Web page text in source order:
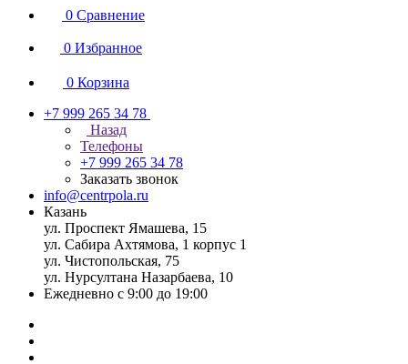
0 Сравнение
0 Избранное
0 Корзина
+7 999 265 34 78
Назад
Телефоны
+7 999 265 34 78
Заказать звонок
info@centrpola.ru
Казань
ул. Проспект Ямашева, 15
ул. Сабира Ахтямова, 1 корпус 1
ул. Чистопольская, 75
ул. Нурсултана Назарбаева, 10
Ежедневно с 9:00 до 19:00